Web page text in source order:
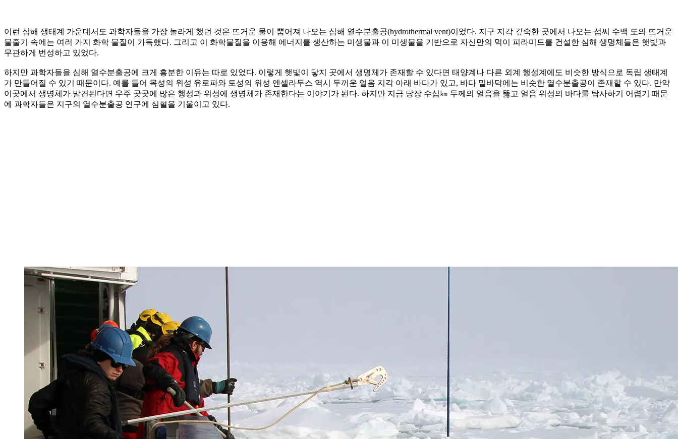
이런 심해 생태계 가운데서도 과학자들을 가장 놀라게 했던 것은 뜨거운 물이 뿜어져 나오는 심해 열수분출공(hydrothermal vent)이었다. 지구 지각 깊숙한 곳에서 나오는 섭씨 수백 도의 뜨거운
물줄기 속에는 여러 가지 화학 물질이 가득했다. 그리고 이 화학물질을 이용해 에너지를 생산하는 미생물과 이 미생물을 기반으로 자신만의 먹이 피라미드를 건설한 심해 생명체들은 햇빛과
무관하게 번성하고 있었다.
하지만 과학자들을 심해 열수분출공에 크게 흥분한 이유는 따로 있었다. 이렇게 햇빛이 닿지 곳에서 생명체가 존재할 수 있다면 태양계나 다른 외계 행성계에도 비슷한 방식으로 독립 생태계
가 만들어질 수 있기 때문이다. 예를 들어 목성의 위성 유로파와 토성의 위성 엔셀라두스 역시 두꺼운 얼음 지각 아래 바다가 있고, 바다 밑바닥에는 비슷한 열수분출공이 존재할 수 있다. 만약
이곳에서 생명체가 발견된다면 우주 곳곳에 많은 행성과 위성에 생명체가 존재한다는 이야기가 된다. 하지만 지금 당장 수십㎞ 두께의 얼음을 뚫고 얼음 위성의 바다를 탐사하기 어렵기 때문
에 과학자들은 지구의 열수분출공 연구에 심혈을 기울이고 있다.